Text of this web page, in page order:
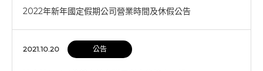
2022年新年國定假期公司營業時間及休假公告
2021.10.20 公告